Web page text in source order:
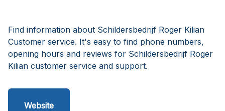
Find information about Schildersbedrijf Roger Kilian
Customer service. It's easy to find phone numbers,
opening hours and reviews for Schildersbedrijf Roger
Kilian customer service and support.
Website